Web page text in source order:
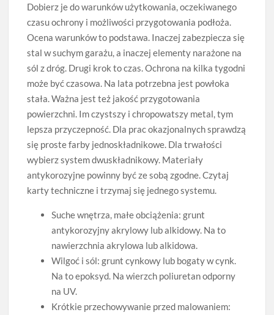
Dobierz je do warunków użytkowania, oczekiwanego
czasu ochrony i możliwości przygotowania podłoża.
Ocena warunków to podstawa. Inaczej zabezpiecza się
stal w suchym garażu, a inaczej elementy narażone na
sól z dróg. Drugi krok to czas. Ochrona na kilka tygodni
może być czasowa. Na lata potrzebna jest powłoka
stała. Ważna jest też jakość przygotowania
powierzchni. Im czystszy i chropowatszy metal, tym
lepsza przyczepność. Dla prac okazjonalnych sprawdzą
się proste farby jednoskładnikowe. Dla trwałości
wybierz system dwuskładnikowy. Materiały
antykorozyjne powinny być ze sobą zgodne. Czytaj
karty techniczne i trzymaj się jednego systemu.
Suche wnętrza, małe obciążenia: grunt
antykorozyjny akrylowy lub alkidowy. Na to
nawierzchnia akrylowa lub alkidowa.
Wilgoć i sól: grunt cynkowy lub bogaty w cynk.
Na to epoksyd. Na wierzch poliuretan odporny
na UV.
Krótkie przechowywanie przed malowaniem: